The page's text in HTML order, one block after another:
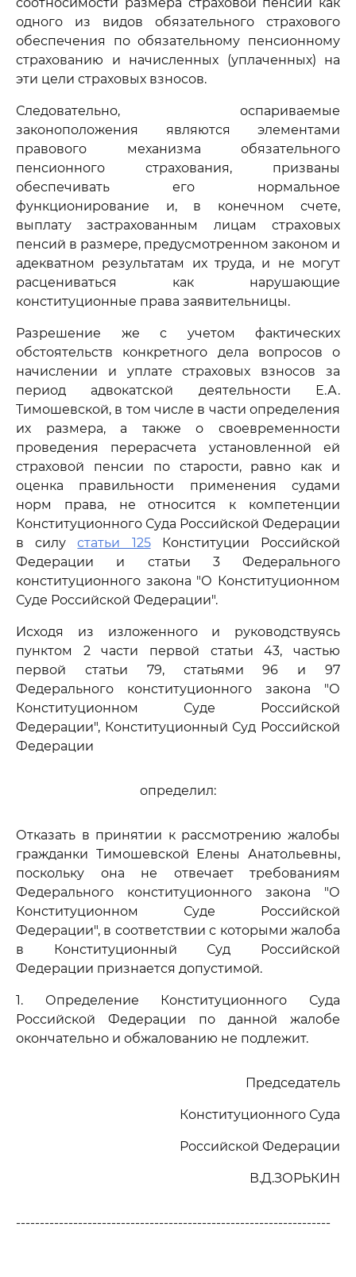
одного из видов обязательного страхового
обеспечения по обязательному пенсионному
страхованию и начисленных (уплаченных) на
эти цели страховых взносов.
Следовательно, оспариваемые
законоположения являются элементами
правового механизма обязательного
пенсионного страхования, призваны
обеспечивать его нормальное
функционирование и, в конечном счете,
выплату застрахованным лицам страховых
пенсий в размере, предусмотренном законом и
адекватном результатам их труда, и не могут
расцениваться как нарушающие
конституционные права заявительницы.
Разрешение же с учетом фактических
обстоятельств конкретного дела вопросов о
начислении и уплате страховых взносов за
период адвокатской деятельности Е.А.
Тимошевской, в том числе в части определения
их размера, а также о своевременности
проведения перерасчета установленной ей
страховой пенсии по старости, равно как и
оценка правильности применения судами
норм права, не относится к компетенции
Конституционного Суда Российской Федерации
в силустатьи 125Конституции Российской
Федерации и статьи 3 Федерального
конституционного закона "О Конституционном
Суде Российской Федерации".
Исходя из изложенного и руководствуясь
пунктом 2 части первой статьи 43, частью
первой статьи 79, статьями 96 и 97
Федерального конституционного закона "О
Конституционном Суде Российской
Федерации", Конституционный Суд Российской
Федерации
определил:
Отказать в принятии к рассмотрению жалобы
гражданки Тимошевской Елены Анатольевны,
поскольку она не отвечает требованиям
Федерального конституционного закона "О
Конституционном Суде Российской
Федерации", в соответствии с которыми жалоба
в Конституционный Суд Российской
Федерации признается допустимой.
1. Определение Конституционного Суда
Российской Федерации по данной жалобе
окончательно и обжалованию не подлежит.
Председатель
Конституционного Суда
Российской Федерации
В.Д.ЗОРЬКИН
------------------------------------------------------------------